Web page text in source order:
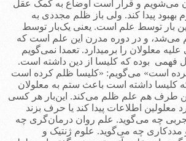
می‌شویم و قرار است اوضاع به کمک عقل
بهبود پیدا کند. ولی باز ظلم مجددی به
بار توسط علم است. یعنی یک‌بار توسط
می‌شد، و در دوره مدرن این علم است که
معلولان را برمی­دارد. تعمدا نمی‌گویم
فهمی بوده که کلیسا از دین داشته است.
است» می‌گویم: «کلیسا ظلم کرده است
کلیسا داشته است باعث ستم به معلولان
طرف هم علم ظلم می‌کند. این‌بار هر کسی
اطلاعات پیدا کند یا حرف بزند
چه می‌گوید. علم روان درما‌ن‌گری چه
چه می‌گوید. علوم ژنتیک و